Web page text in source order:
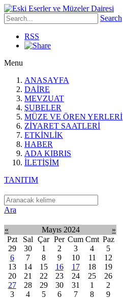
Search
RSS
Menu
ANASAYFA
DAİRE
MEVZUAT
ŞUBELER
MÜZE VE ÖREN YERLERİ
ZİYARET SAATLERİ
ETKİNLİK
HABER
ADA KIBRIS
İLETİŞİM
TANITIM
Ara
« Mayıs 2024
»
Pzt
Sal Çar Per Cum Cmt Paz
29
30 1 2 3 4
5
6
7 8 9 10 11
12
13
14 15 16 17 18
19
20
21 22 23 24 25
26
27
28 29 30 31 1
2
3
4 5 6 7 8 9